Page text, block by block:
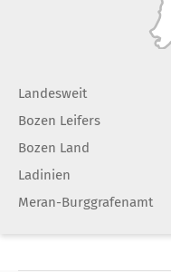
Landesweit
Bozen Leifers
Bozen Land
Ladinien
Meran-Burggrafenamt